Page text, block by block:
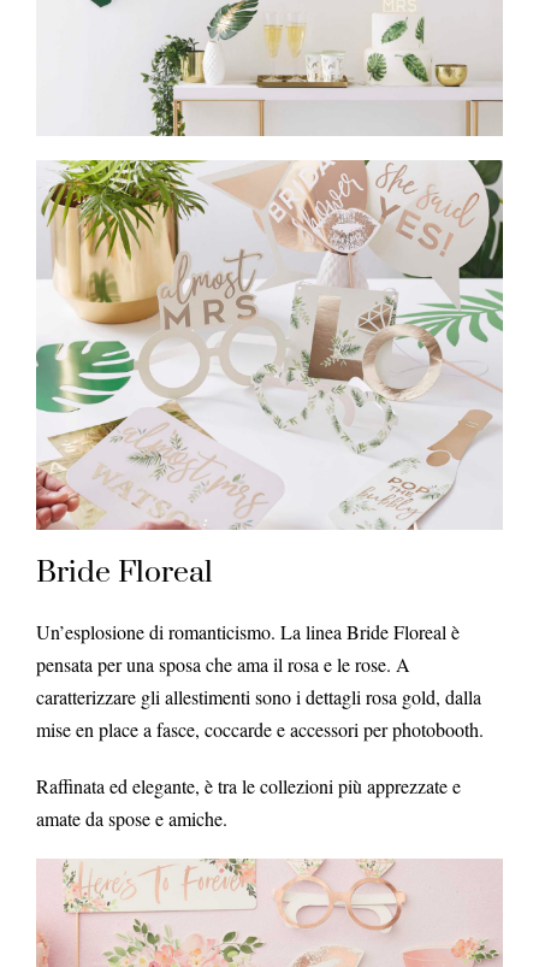
Bride Floreal
Un’esplosione di romanticismo. La linea Bride Floreal è
pensata per una sposa che ama il rosa e le rose. A
caratterizzare gli allestimenti sono i dettagli rosa gold, dalla
mise en place a fasce, coccarde e accessori per photobooth.
Raffinata ed elegante, è tra le collezioni più apprezzate e
amate da spose e amiche.